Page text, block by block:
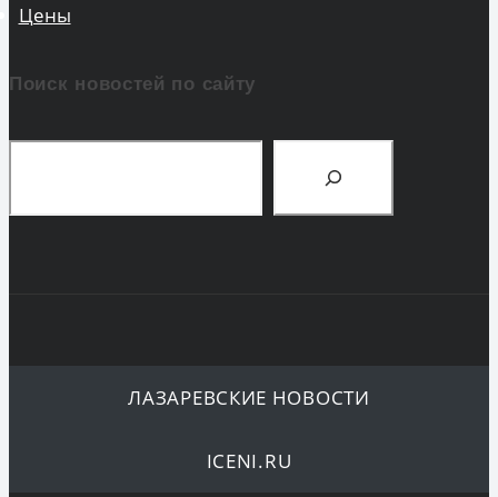
Цены
Поиск новостей по сайту
ЛАЗАРЕВСКИЕ НОВОСТИ
ICENI.RU